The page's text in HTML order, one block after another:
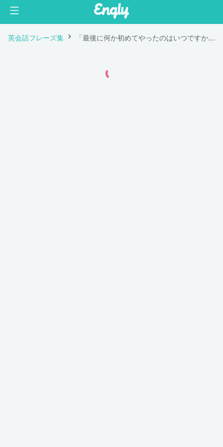
英会話フレーズ集 「最後に何か初めてやったのはいつですか？」は英語で "When was the last time you did something for the first time?"